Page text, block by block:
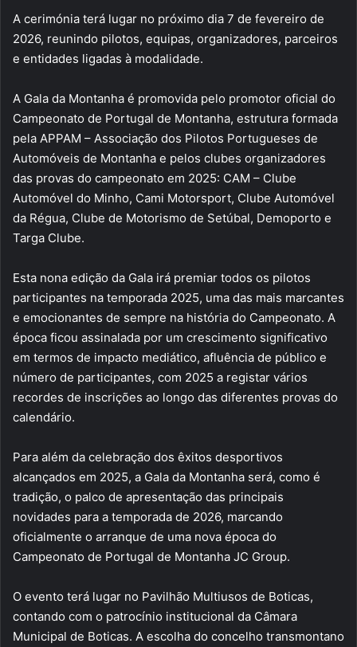
A cerimónia terá lugar no próximo dia 7 de fevereiro de
2026, reunindo pilotos, equipas, organizadores, parceiros
e entidades ligadas à modalidade.
A Gala da Montanha é promovida pelo promotor oficial do
Campeonato de Portugal de Montanha, estrutura formada
pela APPAM – Associação dos Pilotos Portugueses de
Automóveis de Montanha e pelos clubes organizadores
das provas do campeonato em 2025: CAM – Clube
Automóvel do Minho, Cami Motorsport, Clube Automóvel
da Régua, Clube de Motorismo de Setúbal, Demoporto e
Targa Clube.
Esta nona edição da Gala irá premiar todos os pilotos
participantes na temporada 2025, uma das mais marcantes
e emocionantes de sempre na história do Campeonato. A
época ficou assinalada por um crescimento significativo
em termos de impacto mediático, afluência de público e
número de participantes, com 2025 a registar vários
recordes de inscrições ao longo das diferentes provas do
calendário.
Para além da celebração dos êxitos desportivos
alcançados em 2025, a Gala da Montanha será, como é
tradição, o palco de apresentação das principais
novidades para a temporada de 2026, marcando
oficialmente o arranque de uma nova época do
Campeonato de Portugal de Montanha JC Group.
O evento terá lugar no Pavilhão Multiusos de Boticas,
contando com o patrocínio institucional da Câmara
Municipal de Boticas. A escolha do concelho transmontano